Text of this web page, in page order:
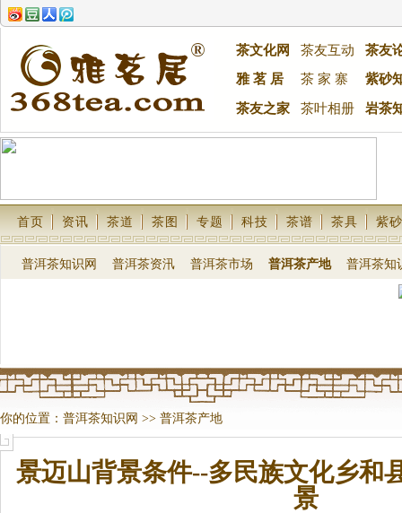
茶文化网 茶友互动
茶友
雅 茗 居
茶 家 寨 紫砂
茶友之家 茶叶相册 岩茶
首页 资讯 茶道 茶图 专题 科技 茶谱 茶具 紫砂
普洱茶知识网 普洱茶资汛 普洱茶市场 普洱茶产地 普洱茶知
你的位置： 普洱茶知识网 >> 普洱茶产地
景迈山背景条件--多民族文化乡和
景